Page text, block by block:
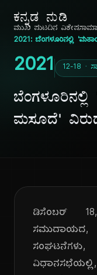
ಕನ್ನಡ ನುಡಿ
ಮುಖ ಪುಟದಿನ ವಿಶೇಷ
2021: ಬೆಂಗಳೂರಿನಲ್ಲಿ
2021 12-18 ·
ಮಸೂದೆ'
ಡಿಸೆಂಬರ್
ಸಮುದಾಯದ,